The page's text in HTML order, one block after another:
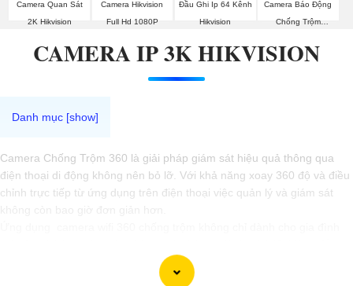
Camera Quan Sát
2K Hikvision
Camera Hikvision
Full Hd 1080P
Đầu Ghi Ip 64 Kênh
Hikvision
Camera Báo Động
Chống Trộm
CAMERA IP 3K HIKVISION
Camera Chống Trộm 360 là giải pháp giám sát hiệu quả thông qua
điện thoại di động không nên bỏ lỡ. Với khả năng xoay 360 độ và điều
chỉnh trực tiếp từ ứng dụng trên điện thoại việc quản lý và giám sát